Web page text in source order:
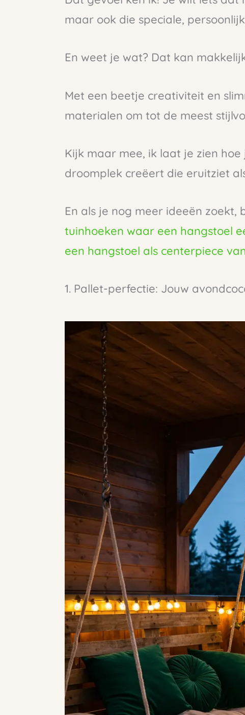
maar ook die speciale,
En weet je wat? Dat kan
Met een beetje creativiteit en
materialen om tot de meest
Kijk maar mee, ik laat je zien
droomplek creëert die eruitziet
En als je nog meer ideeën zoekt,
tuinhoeken waar een hangstoel
een hangstoel als centerpiece
1. Pallet-perfectie: Jouw